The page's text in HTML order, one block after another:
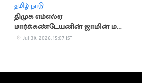
தமிழ் நாடு
திமுக எம்எல்ஏ
மார்க்கண்டேயனின் ஜாமின் மனு
தள்ளுபடி
Jul 30, 2026, 15:07 IST